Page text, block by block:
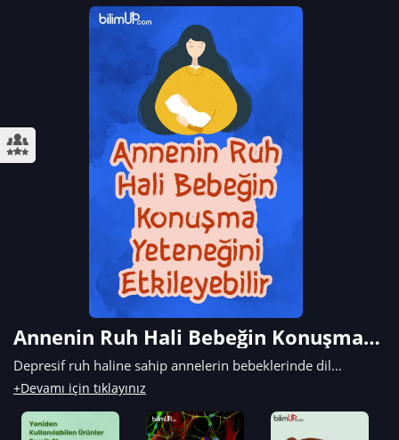
Annenin Ruh Hali Bebeğin Konuşma
Yeteneğini Etkileyebilir
Depresif ruh haline sahip annelerin bebeklerinde dil
gelişiminde gecikmeler yaşandığı gözlemlenmiştir.
+Devamı için tıklayınız